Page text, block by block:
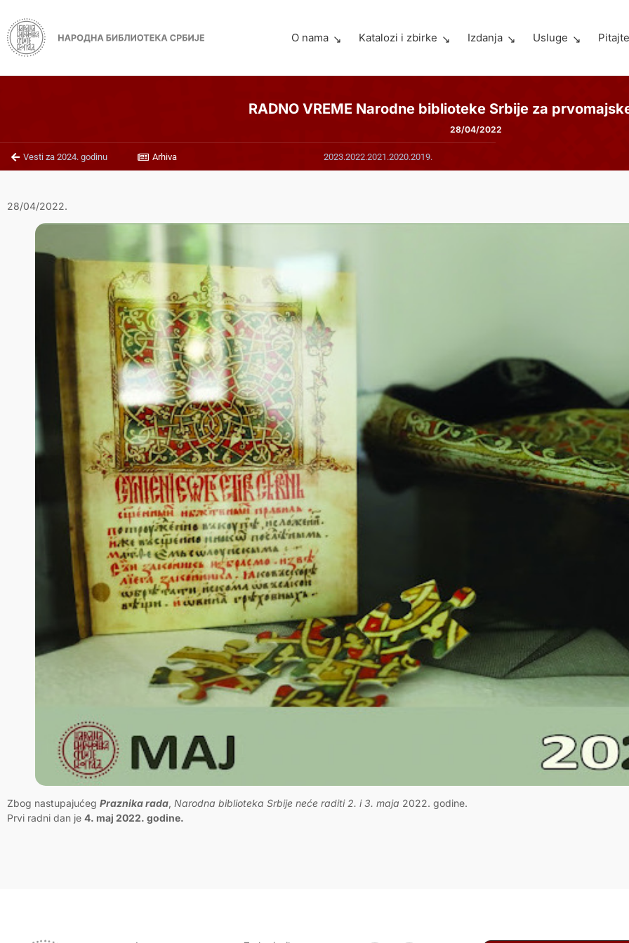
O nama Katalozi i zbirke Izdanja Usluge
RADNO VREME Narodne biblioteke Srbije za
28/04/2022
Vesti za 2024. godinu Arhiva 2023.2022.2021.2020.2019.
28/04/2022.
Zbog nastupajućeg Praznika rada, Narodna biblioteka Srbije neće raditi 2. i 3. maja 2022. godine.
Prvi radni dan je 4. maj 2022. godine.